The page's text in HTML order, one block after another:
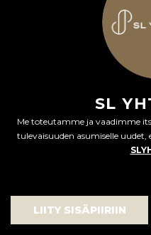
SL
Me toteutamme ja vaadimme
tulevaisuuden asumiselle
LIITY SISÄPIIRIIN